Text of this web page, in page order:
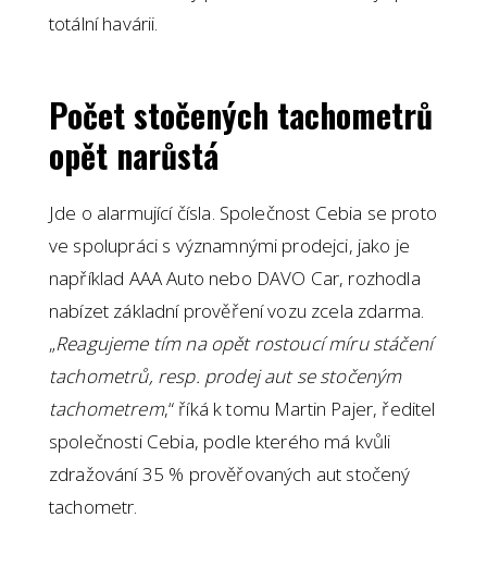
totální havárii.
Počet stočených tachometrů
opět narůstá
Jde o alarmující čísla. Společnost Cebia se proto
ve spolupráci s významnými prodejci, jako je
například AAA Auto nebo DAVO Car, rozhodla
nabízet základní prověření vozu zcela zdarma.
„Reagujeme tím na opět rostoucí míru stáčení
tachometrů, resp. prodej aut se stočeným
tachometrem,“ říká k tomu Martin Pajer, ředitel
společnosti Cebia, podle kterého má kvůli
zdražování 35 % prověřovaných aut stočený
tachometr.